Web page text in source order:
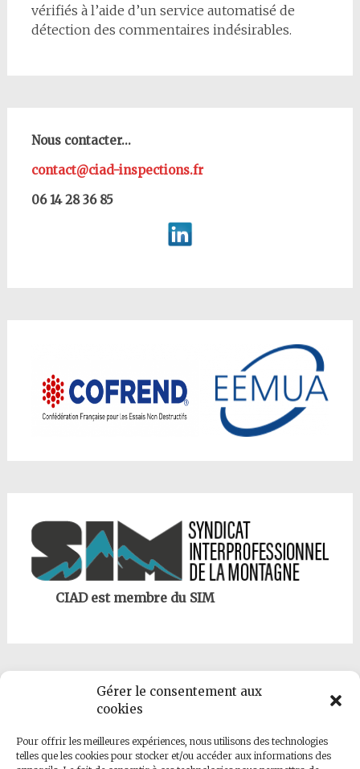
Gérer le consentement aux
cookies
Pour offrir les meilleures expériences, nous utilisons des technologies
telles que les cookies pour stocker et/ou accéder aux informations des
vérifiés à l’aide d’un service automatisé de
détection des commentaires indésirables.
Nous contacter...
contact@ciad-inspections.fr
06 14 28 36 85
CIAD est membre du SIM